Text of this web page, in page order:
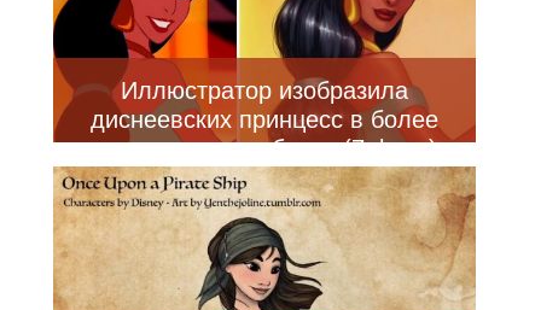
Иллюстратор изобразила
диснеевских принцесс в более
реалистичном образе (7 фото)